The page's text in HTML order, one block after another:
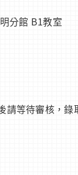
分館 B1教室
請等待審核，